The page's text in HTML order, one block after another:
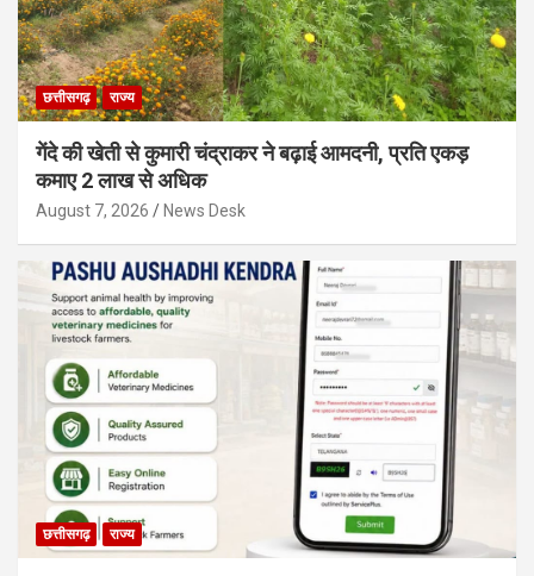
छत्तीसगढ़ राज्य
गेंदे की खेती से कुमारी चंद्राकर ने बढ़ाई आमदनी, प्रति एकड़
कमाए 2 लाख से अधिक
August 7, 2026 News Desk
छत्तीसगढ़ राज्य